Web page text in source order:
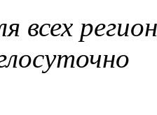
всех